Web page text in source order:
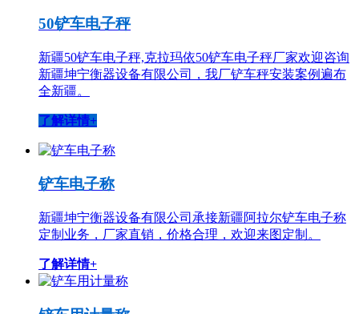
50铲车电子秤
新疆50铲车电子秤,克拉玛依50铲车电子秤厂家欢迎咨询
新疆坤宁衡器设备有限公司，我厂铲车秤安装案例遍布
全新疆。
了解详情+
铲车电子称
新疆坤宁衡器设备有限公司承接新疆阿拉尔铲车电子称
定制业务，厂家直销，价格合理，欢迎来图定制。
了解详情+